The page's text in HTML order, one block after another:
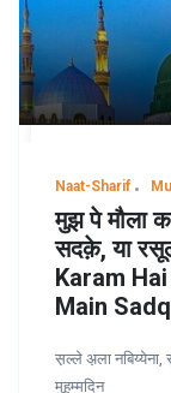
Naat-Sharif
मुझ पे मौला
सदक़े, या
Karam
Main
स़ल्ले अ़ला
मुह़म्मदिन